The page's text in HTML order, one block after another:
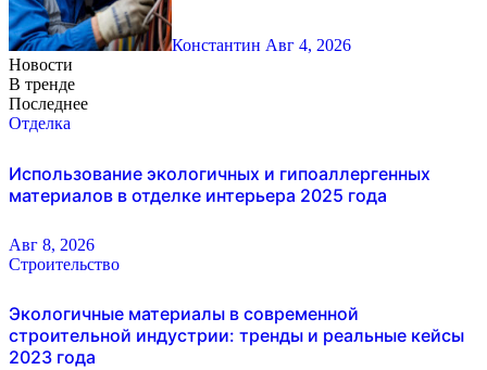
Константин Авг 4, 2026
Новости
В тренде
Последнее
Отделка
Использование экологичных и гипоаллергенных
материалов в отделке интерьера 2025 года
Авг 8, 2026
Строительство
Экологичные материалы в современной
строительной индустрии: тренды и реальные кейсы
2023 года